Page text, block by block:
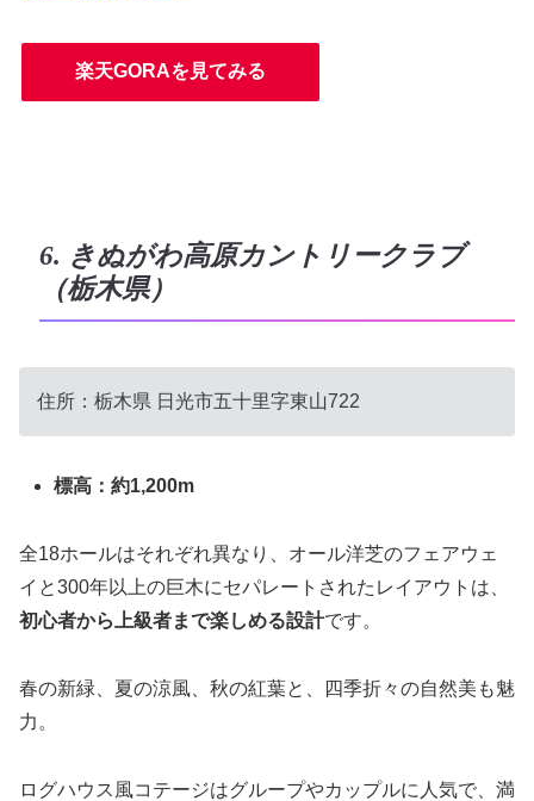
楽天GORAを見てみる
6. きぬがわ高原カントリークラブ
（栃木県）
住所： 栃木県 日光市五十里字東山722
標高：約1,200m
全18ホールはそれぞれ異なり、オール洋芝のフェアウェ
イと300年以上の巨木にセパレートされたレイアウトは、
初心者から上級者まで楽しめる設計です。
春の新緑、夏の涼風、秋の紅葉と、四季折々の自然美も魅
力。
ログハウス風コテージはグループやカップルに人気で、満